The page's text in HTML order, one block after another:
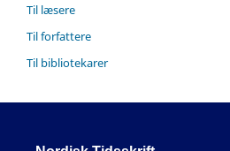
Til læsere
Til forfattere
Til bibliotekarer